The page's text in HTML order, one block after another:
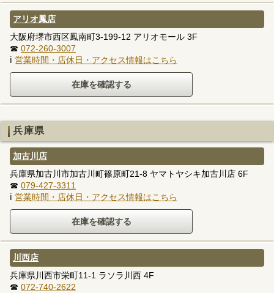
アリオ鳳店
大阪府堺市西区鳳南町3-199-12 アリオモール 3F
☎ 072-260-3007
ℹ 営業時間・店休日・アクセス情報はこちら
兵庫県
加古川店
兵庫県加古川市加古川町篠原町21-8 ヤマトヤシキ加古川店 6F
☎ 079-427-3311
ℹ 営業時間・店休日・アクセス情報はこちら
川西店
兵庫県川西市栄町11-1 ラソラ川西 4F
☎ 072-740-2622